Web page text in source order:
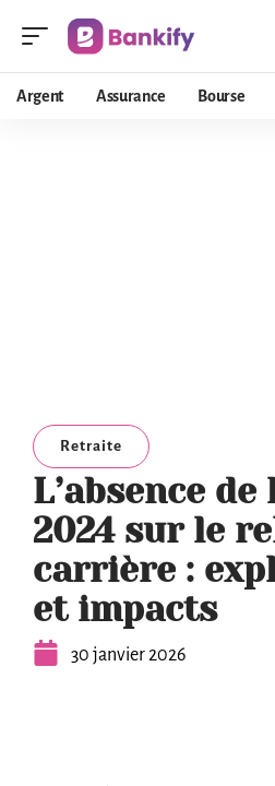
Argent Assurance Bourse
Retraite
L’absence de
2024 sur le
carrière :
et impacts
30 janvier 2026